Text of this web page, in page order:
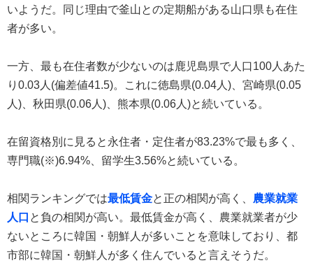
いようだ。同じ理由で釜山との定期船がある山口県も在住
者が多い。
一方、最も在住者数が少ないのは鹿児島県で人口100人あた
り0.03人(偏差値41.5)。これに徳島県(0.04人)、宮崎県(0.05
人)、秋田県(0.06人)、熊本県(0.06人)と続いている。
在留資格別に見ると永住者・定住者が83.23%で最も多く、
専門職(※)6.94%、留学生3.56%と続いている。
相関ランキングでは最低賃金と正の相関が高く、 農業就業
人口 と負の相関が高い。最低賃金が高く、農業就業者が少
ないところに韓国・朝鮮人が多いことを意味しており、都
市部に韓国・朝鮮人が多く住んでいると言えそうだ。